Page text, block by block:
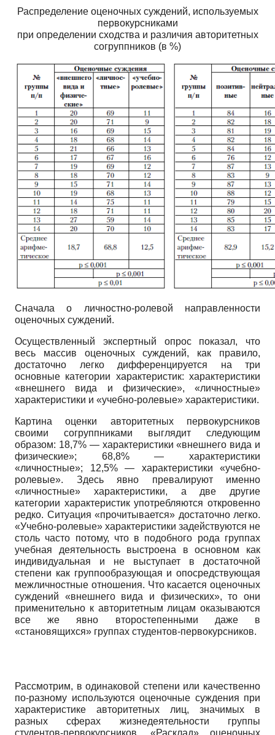
Распределение оценочных суждений, используемых
первокурсниками
при определении сходства и различия авторитетных
согруппников (в %)
Сначала о личностно-ролевой направленности
оценочных суждений.
Осуществленный экспертный опрос показал, что
весь массив оценочных суждений, как правило,
достаточно легко дифференцируется на три
основные категории характеристик: характеристики
«внешнего вида и физические», «личностные»
характеристики и «учебно-ролевые» характеристики.
Картина оценки авторитетных первокурсников
своими согруппниками выглядит следующим
образом: 18,7% — характеристики «внешнего вида и
физические»; 68,8% — характеристики
«личностные»; 12,5% — характеристики «учебно-
ролевые». Здесь явно превалируют именно
«личностные» характеристики, а две другие
категории характеристик употребляются откровенно
редко. Ситуация «прочитывается» достаточно легко.
«Учебно-ролевые» характеристики задействуются не
столь часто потому, что в подобного рода группах
учебная деятельность выстроена в основном как
индивидуальная и не выступает в достаточной
степени как группо­образующая и опосредствующая
межличностные отношения. Что касается оценочных
суждений «внешнего вида и физических», то они
применительно к авторитетным лицам оказываются
все же явно второстепенными даже в
«становящихся» группах студентов-первокурсников.
Рассмотрим, в одинаковой степени или качественно
по-разному используются оценочные суждения при
характеристике авторитетных лиц, значимых в
разных сферах жизнедеятельности группы
студентов-первокурсников. «Расклад» оценочных